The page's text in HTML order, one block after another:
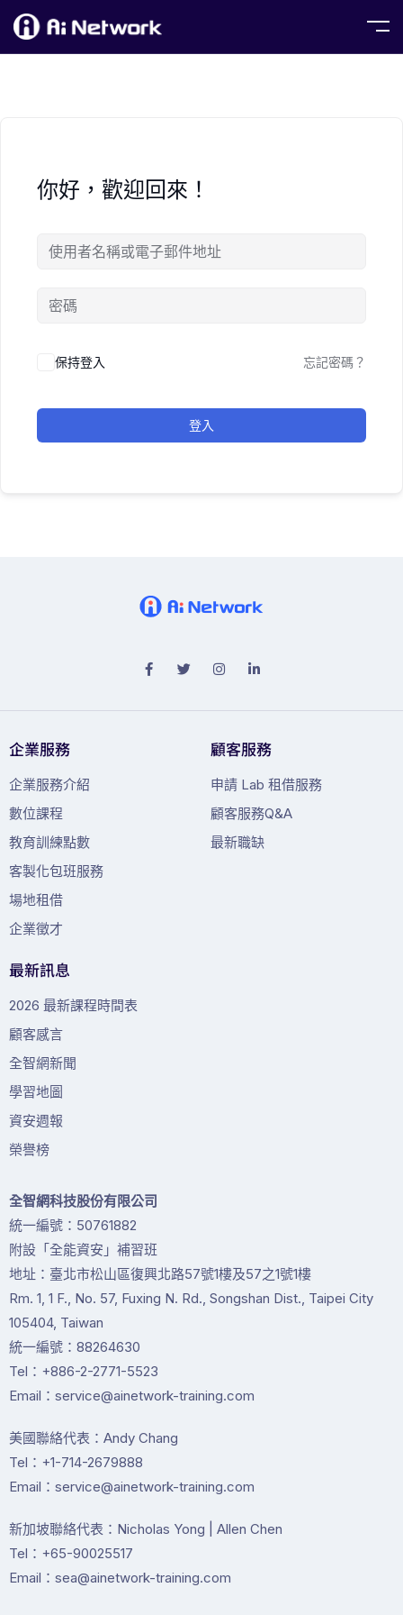
你好，歡迎回來！
保持登入 忘記密碼？
登入
企業服務
企業服務介紹
數位課程
教育訓練點數
客製化包班服務
場地租借
企業徵才
顧客服務
申請 Lab 租借服務
顧客服務Q&A
最新職缺
最新訊息
2026 最新課程時間表
顧客感言
全智網新聞
學習地圖
資安週報
榮譽榜
全智網科技股份有限公司
統一編號：50761882
附設「全能資安」補習班
地址：臺北市松山區復興北路57號1樓及57之1號1樓
Rm. 1, 1 F., No. 57, Fuxing N. Rd., Songshan Dist., Taipei City
105404, Taiwan
統一編號：88264630
Tel：+886-2-2771-5523
Email：service@ainetwork-training.com
美國聯絡代表：Andy Chang
Tel：+1-714-2679888
Email：service@ainetwork-training.com
新加坡聯絡代表：Nicholas Yong | Allen Chen
Tel：+65-90025517
Email：sea@ainetwork-training.com